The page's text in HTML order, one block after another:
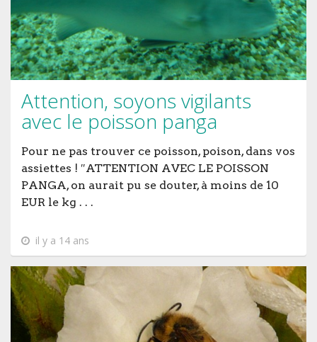
Attention, soyons vigilants
avec le poisson panga
Pour ne pas trouver ce poisson, poison, dans vos
assiettes ! ″ATTENTION AVEC LE POISSON
PANGA, on aurait pu se douter, à moins de 10
EUR le kg . . .
il y a 14 ans